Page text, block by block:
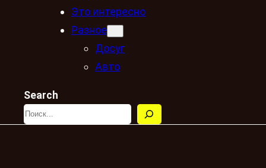
Это интересно
Разное
Досуг
Авто
Search